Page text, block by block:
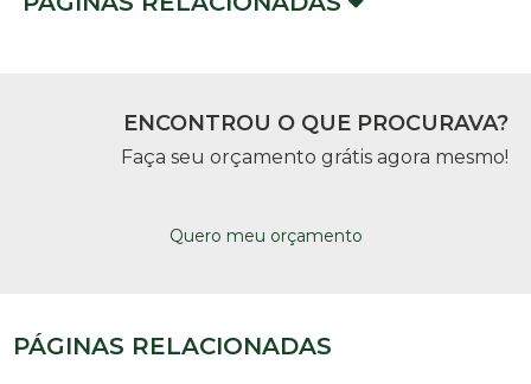
ENCONTROU O QUE PROCURAVA?
Faça seu orçamento grátis agora mesmo!
Quero meu orçamento
PÁGINAS RELACIONADAS